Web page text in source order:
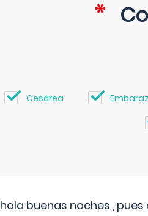
Cesárea
hola buenas noches ,